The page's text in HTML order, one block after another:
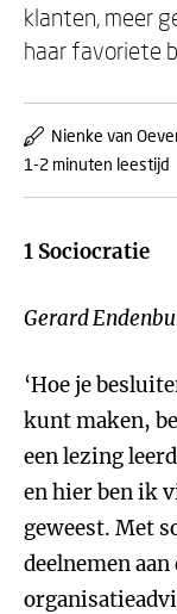
klanten, meer
haar favoriete
Nienke van
1-2 minuten leestijd
1 Sociocratie
Gerard
‘Hoe je
kunt maken,
een lezing
en hier ben ik
geweest. Met
deelnemen